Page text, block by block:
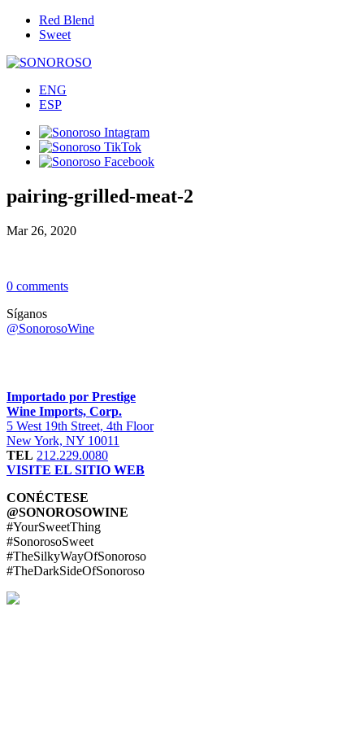
Red Blend
Sweet
ENG
ESP
pairing-grilled-meat-2
Mar 26, 2020
0 comments
Síganos
@SonorosoWine
Importado por Prestige
Wine Imports, Corp.
5 West 19th Street, 4th Floor
New York, NY 10011
TEL 212.229.0080
VISITE EL SITIO WEB
CONÉCTESE
@SONOROSOWINE
#YourSweetThing
#SonorosoSweet
#TheSilkyWayOfSonoroso
#TheDarkSideOfSonoroso